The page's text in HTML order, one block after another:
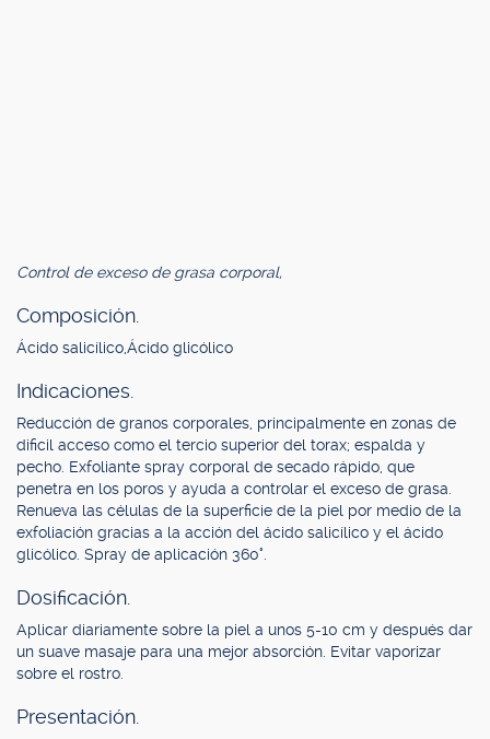
Control de exceso de grasa corporal,
Composición.
Ácido salicílico,Ácido glicólico
Indicaciones.
Reducción de granos corporales, principalmente en zonas de
dificil acceso como el tercio superior del torax; espalda y
pecho. Exfoliante spray corporal de secado rápido, que
penetra en los poros y ayuda a controlar el exceso de grasa.
Renueva las células de la superficie de la piel por medio de la
exfoliación gracias a la acción del ácido salicílico y el ácido
glicólico. Spray de aplicación 360°.
Dosificación.
Aplicar diariamente sobre la piel a unos 5-10 cm y después dar
un suave masaje para una mejor absorción. Evitar vaporizar
sobre el rostro.
Presentación.